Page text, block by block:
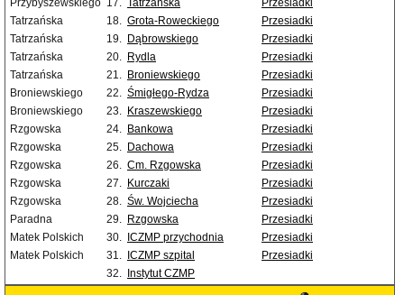
Przybyszewskiego 17. Tatrzańska
Przesiadki
Tatrzańska
18. Grota-Roweckiego
Przesiadki
Tatrzańska
19. Dąbrowskiego
Przesiadki
Tatrzańska
20. Rydla
Przesiadki
Tatrzańska
21. Broniewskiego
Przesiadki
Broniewskiego
22. Śmigłego-Rydza
Przesiadki
Broniewskiego
23. Kraszewskiego
Przesiadki
Rzgowska
24. Bankowa
Przesiadki
Rzgowska
25. Dachowa
Przesiadki
Rzgowska
26. Cm. Rzgowska
Przesiadki
Rzgowska
27. Kurczaki
Przesiadki
Rzgowska
28. Św. Wojciecha
Przesiadki
Paradna
29. Rzgowska
Przesiadki
Matek Polskich
30. ICZMP przychodnia
Przesiadki
Matek Polskich
31. ICZMP szpital
Przesiadki
32.
Instytut CZMP